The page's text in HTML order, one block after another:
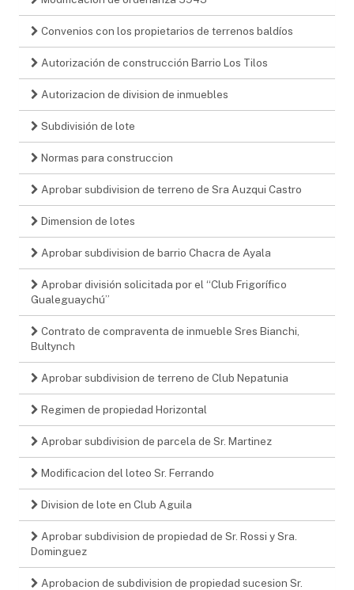
Convenios con los propietarios de terrenos baldíos
Autorización de construcción Barrio Los Tilos
Autorizacion de division de inmuebles
Subdivisión de lote
Normas para construccion
Aprobar subdivision de terreno de Sra Auzqui Castro
Dimension de lotes
Aprobar subdivision de barrio Chacra de Ayala
Aprobar división solicitada por el “Club Frigorífico
Gualeguaychú”
Contrato de compraventa de inmueble Sres Bianchi,
Bultynch
Aprobar subdivision de terreno de Club Nepatunia
Regimen de propiedad Horizontal
Aprobar subdivision de parcela de Sr. Martinez
Modificacion del loteo Sr. Ferrando
Division de lote en Club Aguila
Aprobar subdivision de propiedad de Sr. Rossi y Sra.
Dominguez
Aprobacion de subdivision de propiedad sucesion Sr.